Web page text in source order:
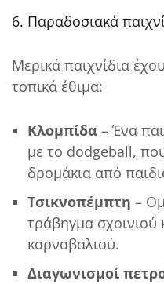
6. Παραδοσιακά
Μερικά παιχνίδια
τοπικά έθιμα:
Κλομπίδα– Ένα
με το dodgeball,
δρομάκια από
Τσικνοπέμπτη –
τράβηγμα σχοινιού
καρναβαλιού.
Διαγωνισμοί